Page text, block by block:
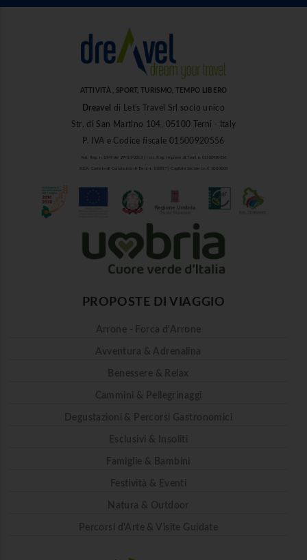
ATTIVITÀ , SPORT, TURISMO, TEMPO LIBERO
Dreavel
di Let's Travel Srl socio unico
Str. di San Martino 104, 05100 Terni - Italy
P. IVA e Codice fiscale 01500920556
Aut. Reg. n. 1849 del 27/03/2013 | Iscr. Reg. Imprese di Terni n. 01500920556
R.E.A. Camera di Commercio di Terni n. 101937 | Capitale Sociale i.v. € 10.000,00
PROPOSTE DI VIAGGIO
Arrone - Forca d'Arrone
Avventura & Adrenalina
Benessere & Relax
Cammini & Pellegrinaggi
Degustazioni & Percorsi Gastronomici
Esclusivi & Insoliti
Famiglie & Bambini
Festività & Eventi
Natura & Outdoor
Percorsi d'Arte & Visite Guidate